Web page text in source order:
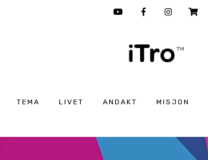
TEMA LIVET ANDAKT MISJON